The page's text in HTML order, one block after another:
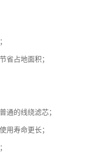
省占地面积；
通的线绕滤芯；
用寿命更长；